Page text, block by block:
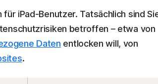
iPad-Benutzer. Tatsächlich sind
betroffen – etwa von
Daten entlocken will, von
.